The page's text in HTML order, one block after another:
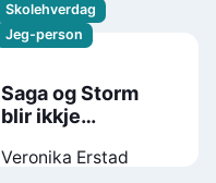
Skolehverdag
Jeg-person
Saga og Storm
blir ikkje
Veronika Erstad